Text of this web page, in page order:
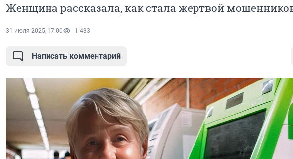
Женщина рассказала, как стала жертвой
31 июля 2025, 17:00 1 433
Написать комментарий